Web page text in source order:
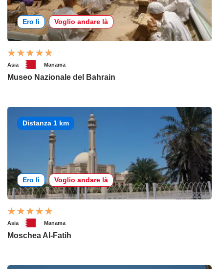
Ero lì Voglio andare là
Asia Manama
Museo Nazionale del Bahrain
Distanza 1 km
Ero lì Voglio andare là
Asia Manama
Moschea Al-Fatih